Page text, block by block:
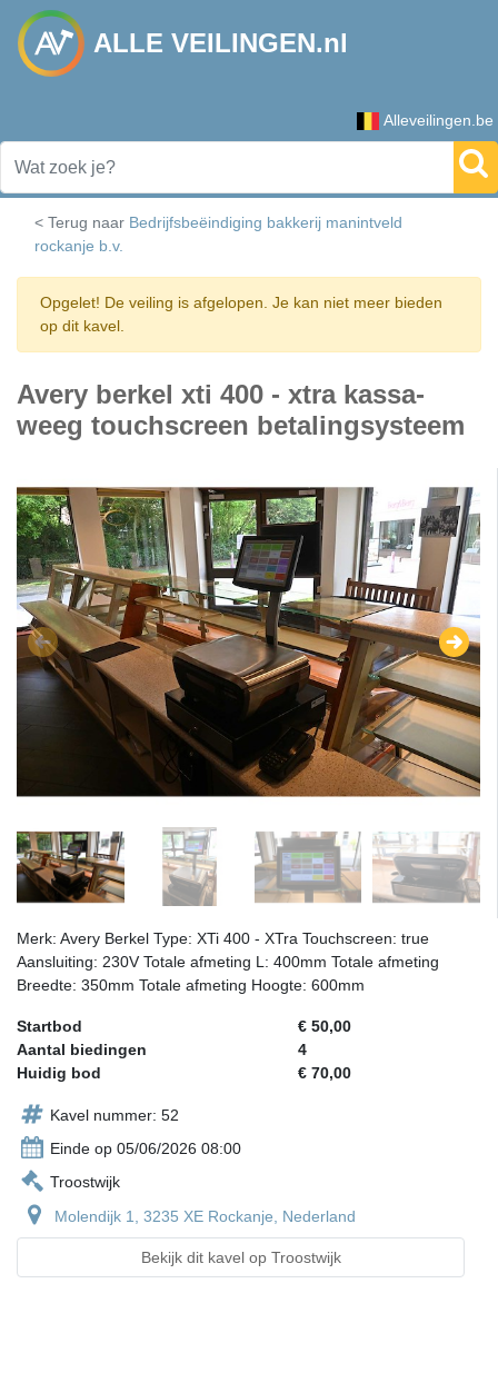
ALLE VEILINGEN.nl
Alleveilingen.be
< Terug naar Bedrijfsbeëindiging bakkerij manintveld
rockanje b.v.
Opgelet! De veiling is afgelopen. Je kan niet meer bieden
op dit kavel.
Avery berkel xti 400 - xtra kassa-
weeg touchscreen betalingsysteem
Merk: Avery Berkel Type: XTi 400 - XTra Touchscreen: true
Aansluiting: 230V Totale afmeting L: 400mm Totale afmeting
Breedte: 350mm Totale afmeting Hoogte: 600mm
Startbod
€ 50,00
Aantal biedingen
4
Huidig bod
€ 70,00
Kavel nummer: 52
Einde op 05/06/2026 08:00
Troostwijk
Molendijk 1, 3235 XE Rockanje, Nederland
Bekijk dit kavel op Troostwijk